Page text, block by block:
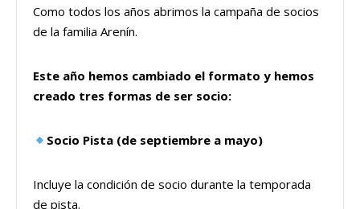
Como todos los años abrimos la campaña de socios
de la familia Arenín.
Este año hemos cambiado el formato y hemos
creado tres formas de ser socio:
Socio Pista (de septiembre a mayo)
Incluye la condición de socio durante la temporada
de pista.